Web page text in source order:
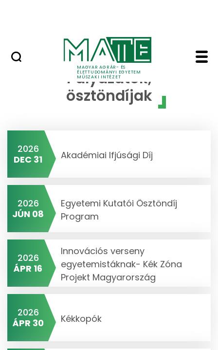
MAGYAR AGRÁR- ÉS
ÉLETTUDOMÁNYI EGYETEM
MŰSZAKI INTÉZET
Pályázatok - Műszaki
Pályázatok,
ösztöndíjak
2026
DEC 31
Akadémiai Ifjúsági Díj
2026
JÚN 08
Egyetemi Kutatói Ösztöndíj
Program
2026
ÁPR 16
Innovációs verseny
egyetemistáknak- Kék Zóna
Projekt Magyarország
2026
ÁPR 30
Kékkopók